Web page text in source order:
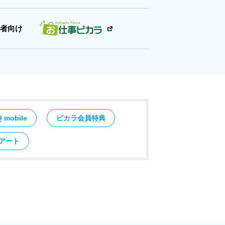
向け
mobile ピカラ会員特典
ート